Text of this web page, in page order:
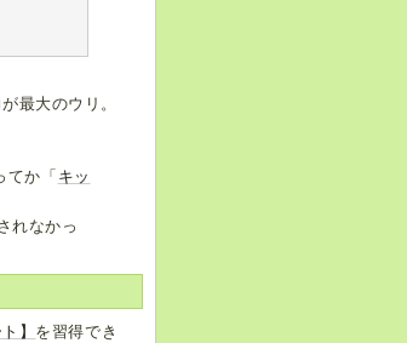
最大のウリ。
か「 キッ
れなかっ
】 を習得でき